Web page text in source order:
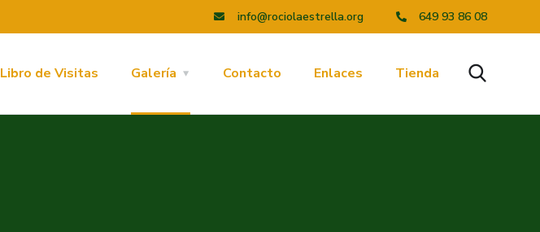
info@rociolaestrella.org 649 93 86 08
Libro de Visitas Galería Contacto Enlaces Tienda